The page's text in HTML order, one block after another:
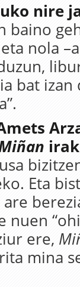
nire
baino
nola
bat izan
Eta
nuen
ere,
mina